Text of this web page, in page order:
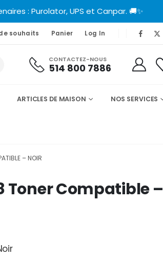
: Purolator, UPS et Canpar. 🚚✨
souhaits Panier Log In
CONTACTEZ-NOUS
514 800 7886
ARTICLES DE MAISON NOS SERVICES
– NOIR
Toner Compatible –